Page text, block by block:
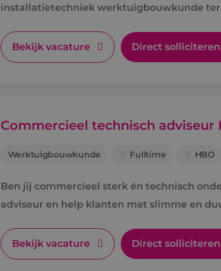
installatietechniek werktuigbouwkunde
Bekijk vacature Direct solliciteren
Commercieel technisch
Werktuigbouwkunde Fulltime HBO
Ben jij commercieel sterk én technisch
adviseur en help klanten met slimme en
Bekijk vacature Direct solliciteren